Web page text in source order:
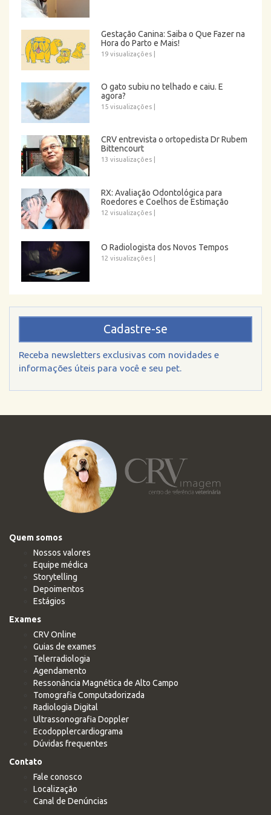
Gestação Canina: Saiba o Que Fazer na
Hora do Parto e Mais!
19 visualizações
O gato subiu no telhado e caiu. E
agora?
15 visualizações
CRV entrevista o ortopedista Dr Rubem
Bittencourt
13 visualizações
RX: Avaliação Odontológica para
Roedores e Coelhos de Estimação
12 visualizações
O Radiologista dos Novos Tempos
12 visualizações
Cadastre-se
Receba newsletters exclusivas com novidades e
informações úteis para você e seu pet.
Quem somos
Nossos valores
Equipe médica
Storytelling
Depoimentos
Estágios
Exames
CRV Online
Guias de exames
Telerradiologia
Agendamento
Ressonância Magnética de Alto Campo
Tomografia Computadorizada
Radiologia Digital
Ultrassonografia Doppler
Ecodopplercardiograma
Dúvidas frequentes
Contato
Fale conosco
Localização
Canal de Denúncias